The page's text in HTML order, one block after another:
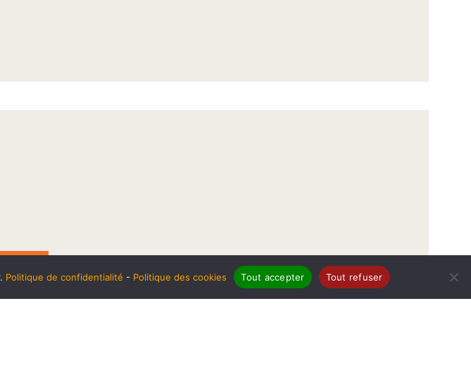
Politique de confidentialité - Politique des cookies Tout accepter Tout refuser